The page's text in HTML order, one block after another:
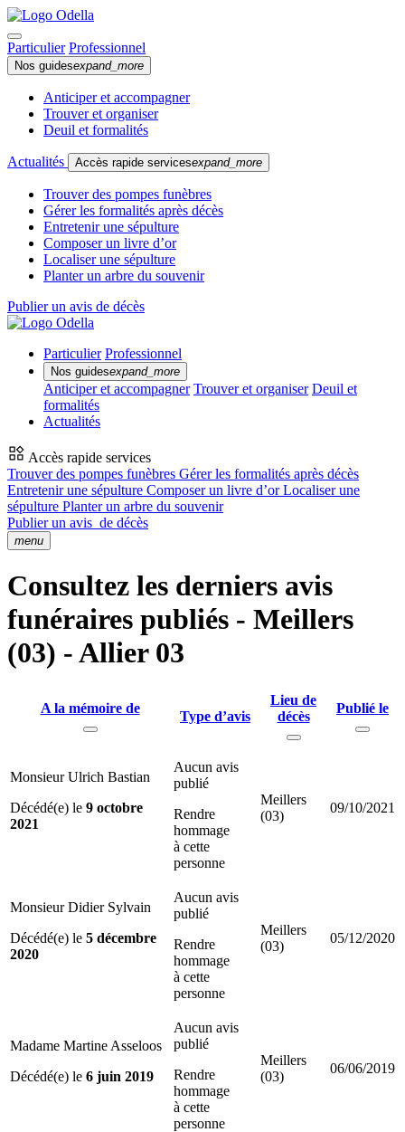
Particulier Professionnel
Nos guidesexpand_more
Anticiper et accompagner
Trouver et organiser
Deuil et formalités
Actualités Accès rapide servicesexpand_more
Trouver des pompes funèbres
Gérer les formalités après décès
Entretenir une sépulture
Composer un livre d’or
Localiser une sépulture
Planter un arbre du souvenir
Publier un avis de décès
Particulier Professionnel
Nos guidesexpand_more
Anticiper et accompagner Trouver et organiser Deuil et
formalités
Actualités
Accès rapide services
Trouver des pompes funèbres Gérer les formalités après décès
Entretenir une sépulture Composer un livre d’orLocaliser une
sépulture Planter un arbre du souvenir
Publier un avis de décès
menu
Consultez les derniers avis
funéraires publiés - Meillers
(03) - Allier 03
A la mémoire de
Type d’avis
Lieu de
décès
Publié le
Monsieur Ulrich Bastian
Décédé(e) le 9 octobre
2021
Aucun avis
publié
Rendre
hommage
à cette
personne
Meillers
(03)
09/10/2021
Monsieur Didier Sylvain
Décédé(e) le 5 décembre
2020
Aucun avis
publié
Rendre
hommage
à cette
personne
Meillers
(03)
05/12/2020
Madame Martine Asseloos
Décédé(e) le 6 juin 2019
Aucun avis
publié
Rendre
hommage
à cette
personne
Meillers
(03)
06/06/2019